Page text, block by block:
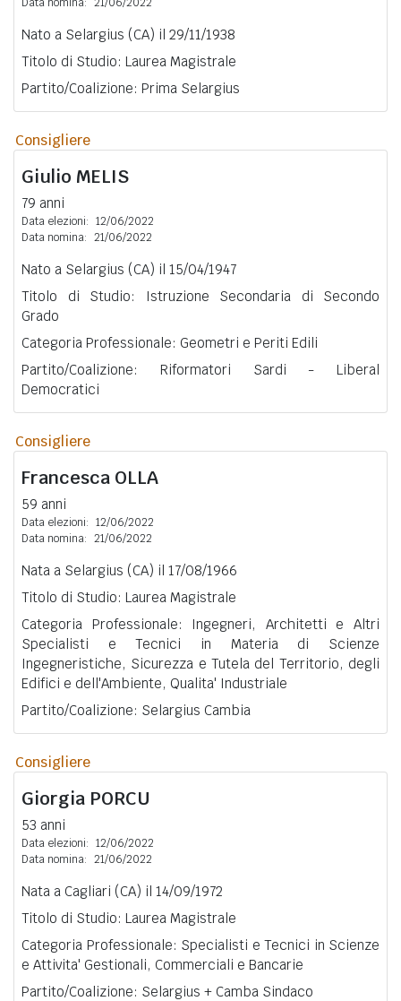
Nato a Selargius (CA) il 29/11/1938
Titolo di Studio: Laurea Magistrale
Partito/Coalizione: Prima Selargius
Consigliere
Giulio MELIS
79 anni
Data elezioni: 12/06/2022
Data nomina: 21/06/2022
Nato a Selargius (CA) il 15/04/1947
Titolo di Studio: Istruzione Secondaria di Secondo
Grado
Categoria Professionale: Geometri e Periti Edili
Partito/Coalizione: Riformatori Sardi - Liberal
Democratici
Consigliere
Francesca OLLA
59 anni
Data elezioni: 12/06/2022
Data nomina: 21/06/2022
Nata a Selargius (CA) il 17/08/1966
Titolo di Studio: Laurea Magistrale
Categoria Professionale: Ingegneri, Architetti e Altri
Specialisti e Tecnici in Materia di Scienze
Ingegneristiche, Sicurezza e Tutela del Territorio, degli
Edifici e dell'Ambiente, Qualita' Industriale
Partito/Coalizione: Selargius Cambia
Consigliere
Giorgia PORCU
53 anni
Data elezioni: 12/06/2022
Data nomina: 21/06/2022
Nata a Cagliari (CA) il 14/09/1972
Titolo di Studio: Laurea Magistrale
Categoria Professionale: Specialisti e Tecnici in Scienze
e Attivita' Gestionali, Commerciali e Bancarie
Partito/Coalizione: Selargius + Camba Sindaco